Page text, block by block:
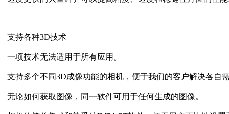
支持各种3D技术
一项技术无法适用于所有应用。
支持多个不同3D成像功能的相机，便于我们的客户解决各自需
无论如何获取图像，同一软件可用于任何生成的图像。